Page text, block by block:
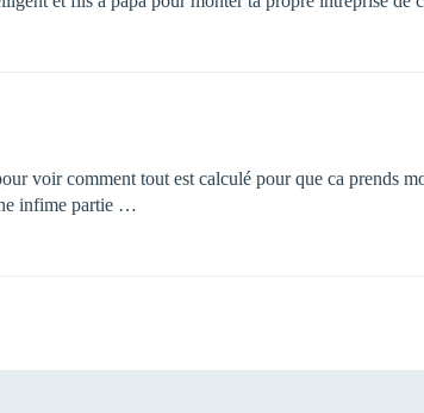
voir comment tout est calculé pour que ca prends
infime partie …